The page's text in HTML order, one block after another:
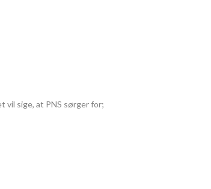
vil sige, at PNS sørger for;